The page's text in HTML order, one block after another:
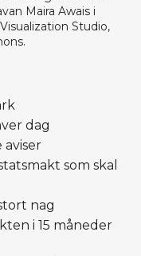
Maira Awais i
Studio,
dag
aviser
som skal
nag
i 15 måneder